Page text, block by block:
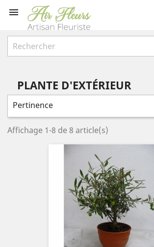

PLANTE D'EXTÉRIEUR
Pertinence
Affichage 1-8 de 8 article(s)